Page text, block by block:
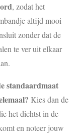
, zodat het
altijd mooi
zonder dat de
te ver uit elkaar
standaardmaat
Kies dan de
het dichtst in de
en noteer jouw